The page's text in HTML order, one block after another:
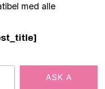
med alle
ASK A